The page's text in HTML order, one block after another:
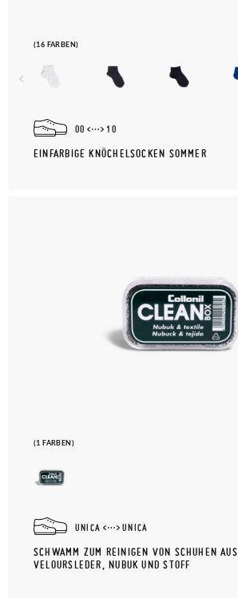
(16 FARBEN)
00 10
EINFARBIGE KNÖCHELSOCKEN SOMMER
(1 FARBEN)
UNICA UNICA
SCHWAMM ZUM REINIGEN VON SCHUHEN AUS
VELOURSLEDER, NUBUK UND STOFF